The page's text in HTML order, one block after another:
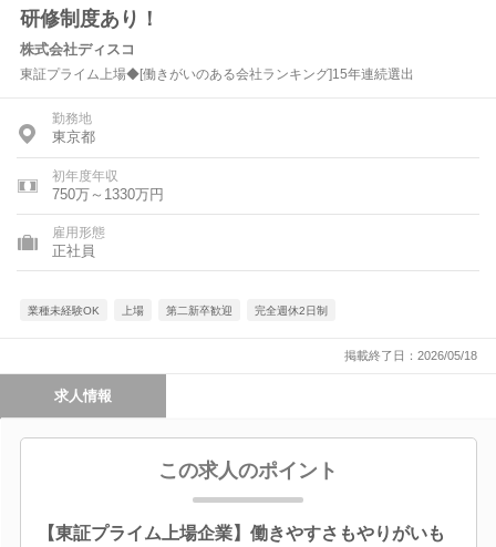
研修制度あり！
株式会社ディスコ
東証プライム上場◆[働きがいのある会社ランキング]15年連続選出
勤務地
東京都
初年度年収
750万～1330万円
雇用形態
正社員
業種未経験OK 上場 第二新卒歓迎 完全週休2日制
掲載終了日：2026/05/18
求人情報
この求人のポイント
【東証プライム上場企業】働きやすさもやりがいも